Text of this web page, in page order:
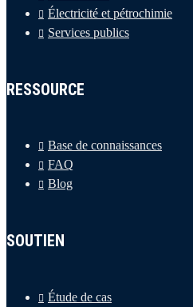
Électricité et pétrochimie
Services publics
RESSOURCE
Base de connaissances
FAQ
Blog
SOUTIEN
Étude de cas